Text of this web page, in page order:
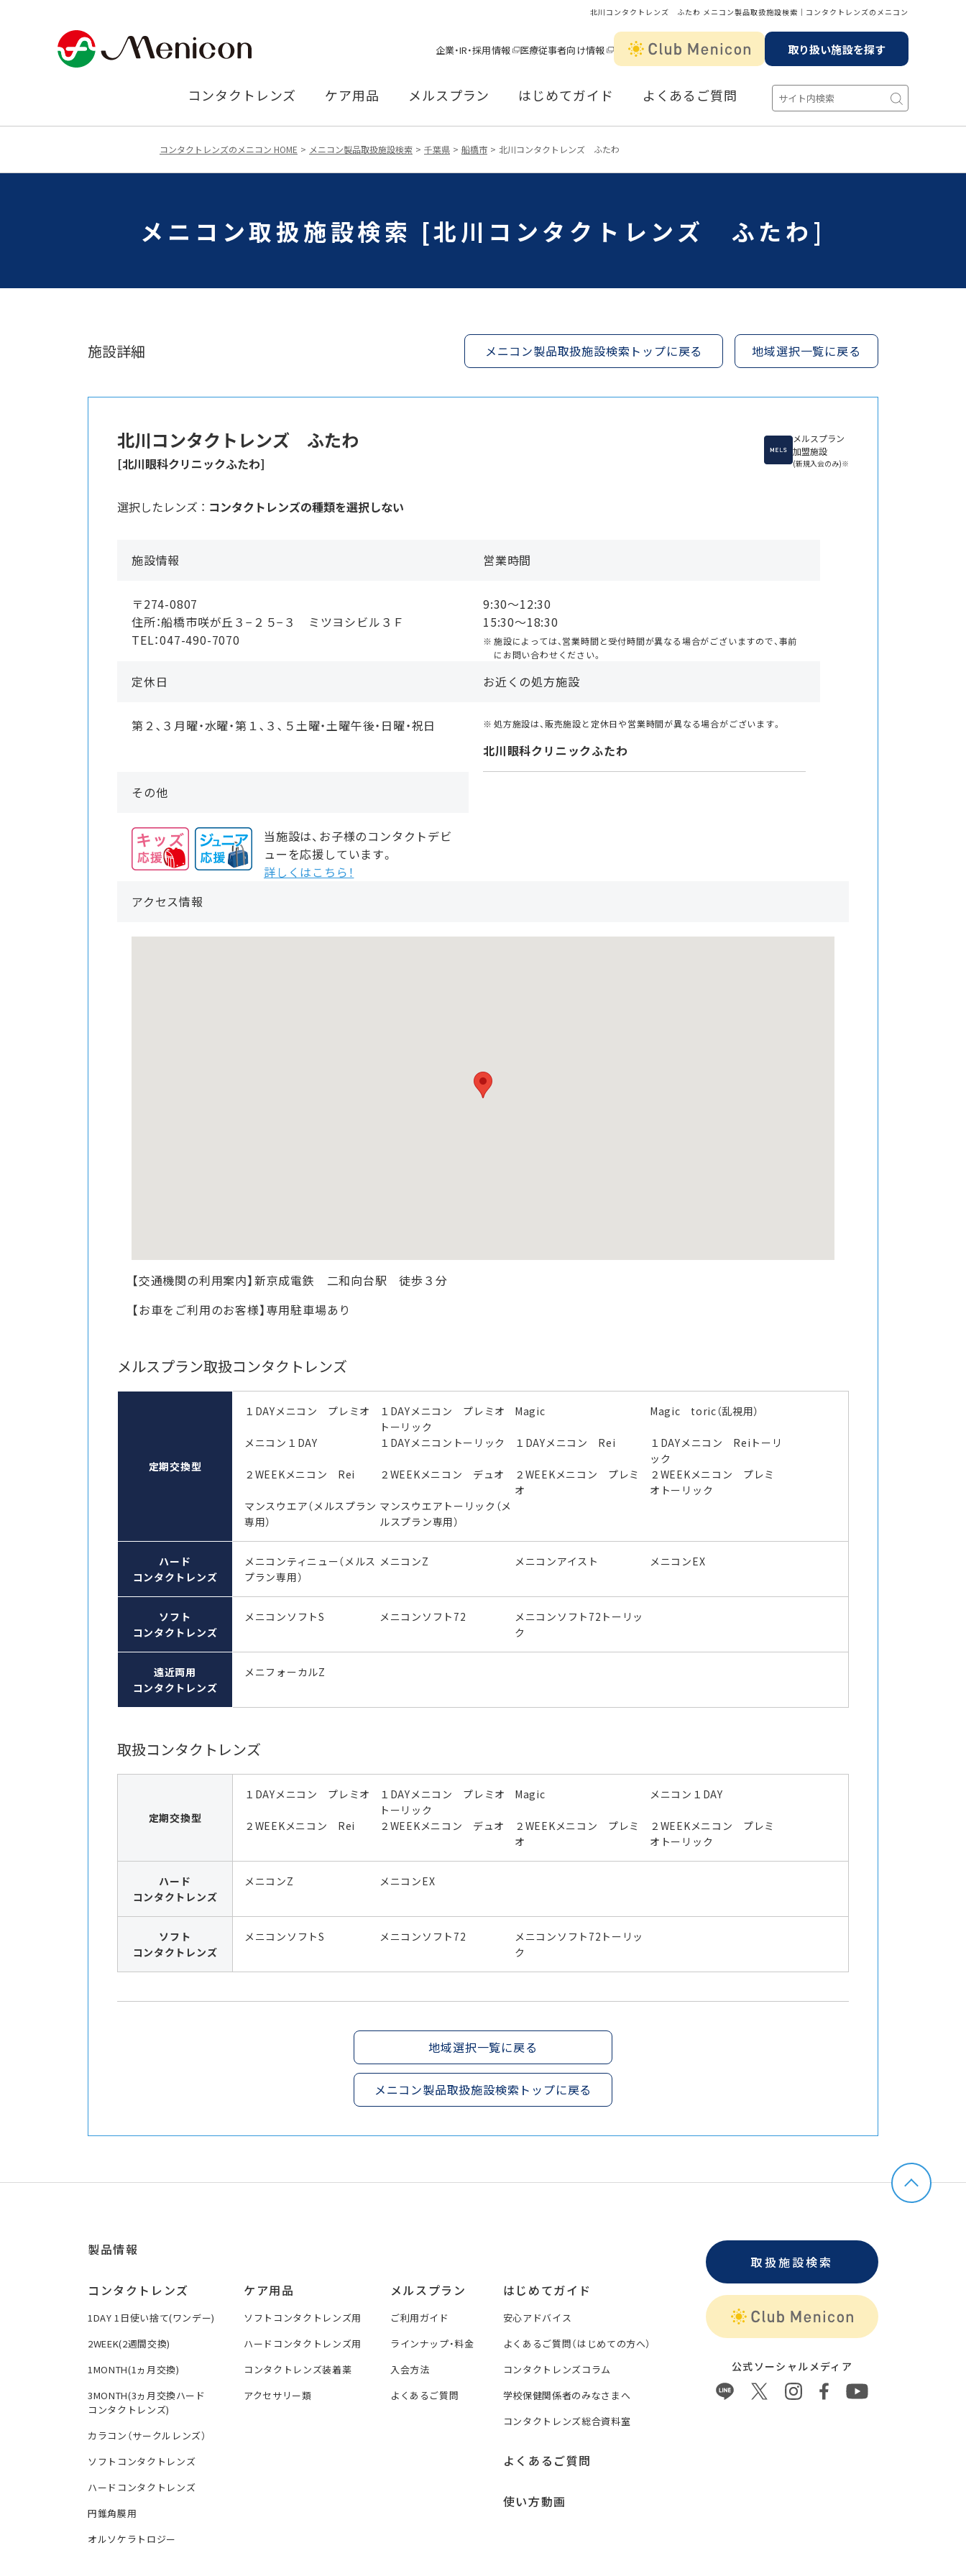
北川コンタクトレンズ ふたわ メニコン製品取扱施設検索│コンタクトレンズのメニコン
企業・IR・採用情報 医療従事者向け情報 取り扱い施設を探す
コンタクトレンズ ケア用品 メルスプラン はじめてガイド よくあるご質問
コンタクトレンズのメニコン HOME メニコン製品取扱施設検索 千葉県 船橋市 北川コンタクトレンズ ふたわ
メニコン取扱施設検索 [北川コンタクトレンズ ふたわ]
施設詳細 メニコン製品取扱施設検索トップに戻る 地域選択一覧に戻る
北川コンタクトレンズ ふたわ
[北川眼科クリニックふたわ]
メルスプラン
加盟施設
(新規入会のみ)※
選択したレンズ ： コンタクトレンズの種類を選択しない
施設情報
〒274-0807
住所：船橋市咲が丘３−２５−３ ミツヨシビル３Ｆ
TEL：047-490-7070
営業時間
9:30〜12:30
15:30〜18:30
施設によっては、営業時間と受付時間が異なる場合がございますので、事前
にお問い合わせください。
定休日
第２､３月曜・水曜・第１､３､５土曜・土曜午後・日曜・祝日
お近くの処方施設
処方施設は、販売施設と定休日や営業時間が異なる場合がございます。
北川眼科クリニックふたわ
その他
当施設は、お子様のコンタクトデビ
ューを応援しています。
詳しくはこちら！
アクセス情報
【交通機関の利用案内】新京成電鉄 二和向台駅 徒歩３分
【お車をご利用のお客様】専用駐車場あり
メルスプラン取扱コンタクトレンズ
定期交換型
１DAYメニコン プレミオ
１DAYメニコン プレミオ
トーリック
Magic Magic toric（乱視用）
メニコン１DAY １DAYメニコントーリック １DAYメニコン Rei
１DAYメニコン Reiトーリ
ック
２WEEKメニコン Rei
２WEEKメニコン デュオ
２WEEKメニコン プレミ
オ
２WEEKメニコン プレミ
オトーリック
マンスウエア（メルスプラン
専用）
マンスウエアトーリック（メ
ルスプラン専用）
ハード
コンタクトレンズ
メニコンティニュー（メルス
プラン専用）
メニコンZ メニコンアイスト メニコンEX
ソフト
コンタクトレンズ
メニコンソフトS メニコンソフト72
メニコンソフト72トーリッ
ク
遠近両用
コンタクトレンズ
メニフォーカルZ
取扱コンタクトレンズ
定期交換型
１DAYメニコン プレミオ
１DAYメニコン プレミオ
トーリック
Magic メニコン１DAY
２WEEKメニコン Rei ２WEEKメニコン デュオ
２WEEKメニコン プレミ
オ
２WEEKメニコン プレミ
オトーリック
ハード
コンタクトレンズ
メニコンZ メニコンEX
ソフト
コンタクトレンズ
メニコンソフトS メニコンソフト72
メニコンソフト72トーリッ
ク
地域選択一覧に戻る
メニコン製品取扱施設検索トップに戻る
製品情報
コンタクトレンズ
1DAY 1日使い捨て(ワンデー)
2WEEK(2週間交換)
1MONTH(1ヵ月交換)
3MONTH(3ヵ月交換ハード
コンタクトレンズ)
カラコン（サークルレンズ）
ソフトコンタクトレンズ
ハードコンタクトレンズ
円錐角膜用
オルソケラトロジー
ケア用品
ソフトコンタクトレンズ用
ハードコンタクトレンズ用
コンタクトレンズ装着薬
アクセサリー類
メルスプラン
ご利用ガイド
ラインナップ・料金
入会方法
よくあるご質問
はじめてガイド
安心アドバイス
よくあるご質問（はじめての方へ）
コンタクトレンズコラム
学校保健関係者のみなさまへ
コンタクトレンズ総合資料室
よくあるご質問
使い方動画
取扱施設検索
公式ソーシャルメディア